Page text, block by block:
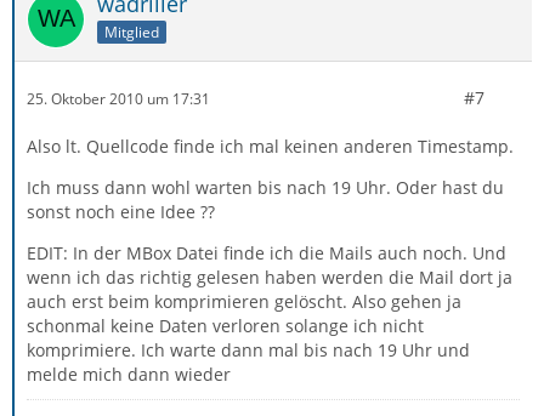
Mitglied
25. Oktober 2010 um 17:31 #7
Also lt. Quellcode finde ich mal keinen anderen Timestamp.
Ich muss dann wohl warten bis nach 19 Uhr. Oder hast du
sonst noch eine Idee ??
EDIT: In der MBox Datei finde ich die Mails auch noch. Und
wenn ich das richtig gelesen haben werden die Mail dort ja
auch erst beim komprimieren gelöscht. Also gehen ja
schonmal keine Daten verloren solange ich nicht
komprimiere. Ich warte dann mal bis nach 19 Uhr und
melde mich dann wieder